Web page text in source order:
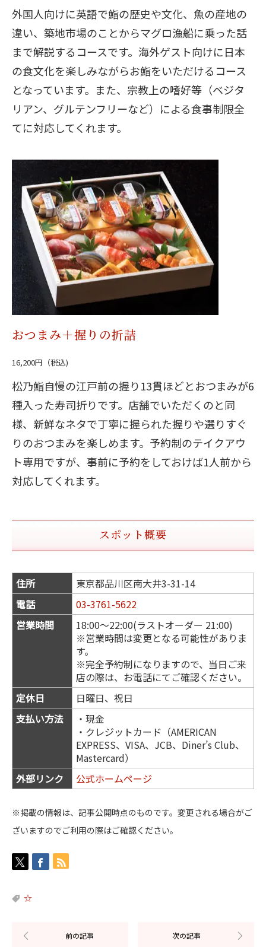
外国人向けに英語で鮨の歴史や文化、魚の産地の
違い、築地市場のことからマグロ漁船に乗った話
まで解説するコースです。海外ゲスト向けに日本
の食文化を楽しみながらお鮨をいただけるコース
となっています。また、宗教上の嗜好等（ベジタ
リアン、グルテンフリーなど）による食事制限全
てに対応してくれます。
おつまみ＋握りの折詰
16,200円（税込)
松乃鮨自慢の江戸前の握り13貫ほどとおつまみが6
種入った寿司折りです。店舗でいただくのと同
様、新鮮なネタで丁寧に握られた握りや選りすぐ
りのおつまみを楽しめます。予約制のテイクアウ
ト専用ですが、事前に予約をしておけば1人前から
対応してくれます。
スポット概要
住所
東京都品川区南大井3-31-14
電話
03-3761-5622
営業時間
18:00～22:00(ラストオーダー 21:00)
※営業時間は変更となる可能性がありま
す。
※完全予約制になりますので、当日ご来
店の際は、お電話にてご確認ください。
定休日
日曜日、祝日
支払い方法
・現金
・クレジットカード（AMERICAN
EXPRESS、VISA、JCB、Diner’s Club、
Mastercard）
外部リンク
公式ホームページ
※掲載の情報は、記事公開時点のものです。変更される場合がご
ざいますのでご利用の際はご確認ください。
☆